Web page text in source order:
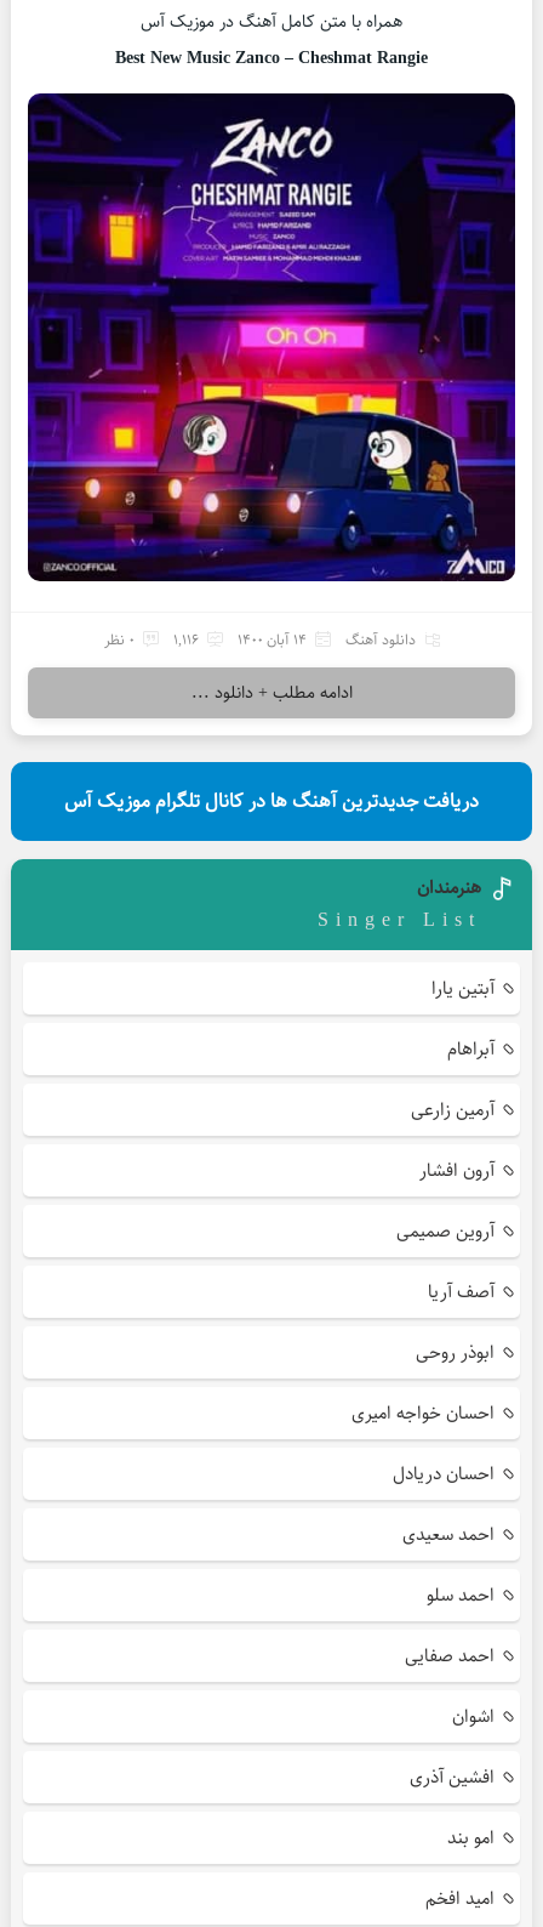
همراه با متن کامل آهنگ در موزیک آس
Best New Music Zanco – Cheshmat Rangie
دانلود آهنگ 14 آبان 1400 1,116 0 نظر
ادامه مطلب + دانلود ...
دریافت جدیدترین آهنگ ها در کانال تلگرام موزیک آس
هنرمندان
Singer List
آبتین یارا
آبراهام
آرمین زارعی
آرون افشار
آروین صمیمی
آصف آریا
ابوذر روحی
احسان خواجه امیری
احسان دریادل
احمد سعیدی
احمد سلو
احمد صفایی
اشوان
افشین آذری
امو بند
امید افخم